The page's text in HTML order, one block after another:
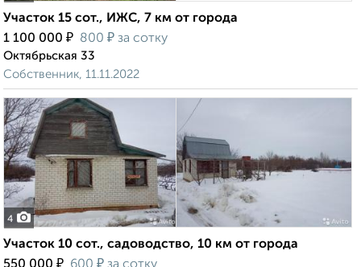
Участок 15 сот., ИЖС, 7 км от города
1 100 000 ₽ 800 ₽ за сотку
Октябрьская 33
Собственник, 11.11.2022
4
Участок 10 сот., садоводство, 10 км от города
₽ ₽